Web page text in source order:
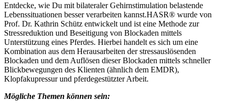
Entdecke, wie Du mit bilateraler Gehirnstimulation belastende
Lebenssituationen besser verarbeiten kannst.HASR® wurde von
Prof. Dr. Kathrin Schütz entwickelt und ist eine Methode zur
Stressreduktion und Beseitigung von Blockaden mittels
Unterstützung eines Pferdes. Hierbei handelt es sich um eine
Kombination aus dem Herausarbeiten der stressauslösenden
Blockaden und dem Auflösen dieser Blockaden mittels schneller
Blickbewegungen des Klienten (ähnlich dem EMDR),
Klopfakupressur und pferdegestützter Arbeit.
Mögliche Themen können sein: